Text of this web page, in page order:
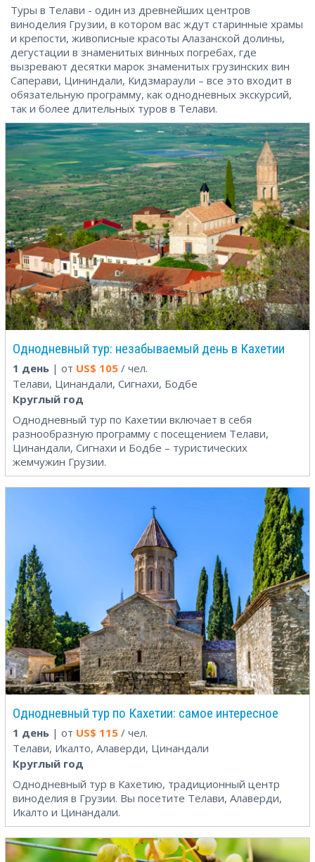
Туры в Телави - один из древнейших центров
виноделия Грузии, в котором вас ждут старинные храмы
и крепости, живописные красоты Алазанской долины,
дегустации в знаменитых винных погребах, где
вызревают десятки марок знаменитых грузинских вин
Саперави, Цининдали, Кидзмараули – все это входит в
обязательную программу, как однодневных экскурсий,
так и более длительных туров в Телави.
Однодневный тур: незабываемый день в Кахетии
1 день | от US$ 105 / чел.
Телави, Цинандали, Сигнахи, Бодбе
Круглый год
Однодневный тур по Кахетии включает в себя
разнообразную программу с посещением Телави,
Цинандали, Сигнахи и Бодбе – туристических
жемчужин Грузии.
Однодневный тур по Кахетии: самое интересное
1 день | от US$ 115 / чел.
Телави, Икалто, Алаверди, Цинандали
Круглый год
Однодневный тур в Кахетию, традиционный центр
виноделия в Грузии. Вы посетите Телави, Алаверди,
Икалто и Цинандали.